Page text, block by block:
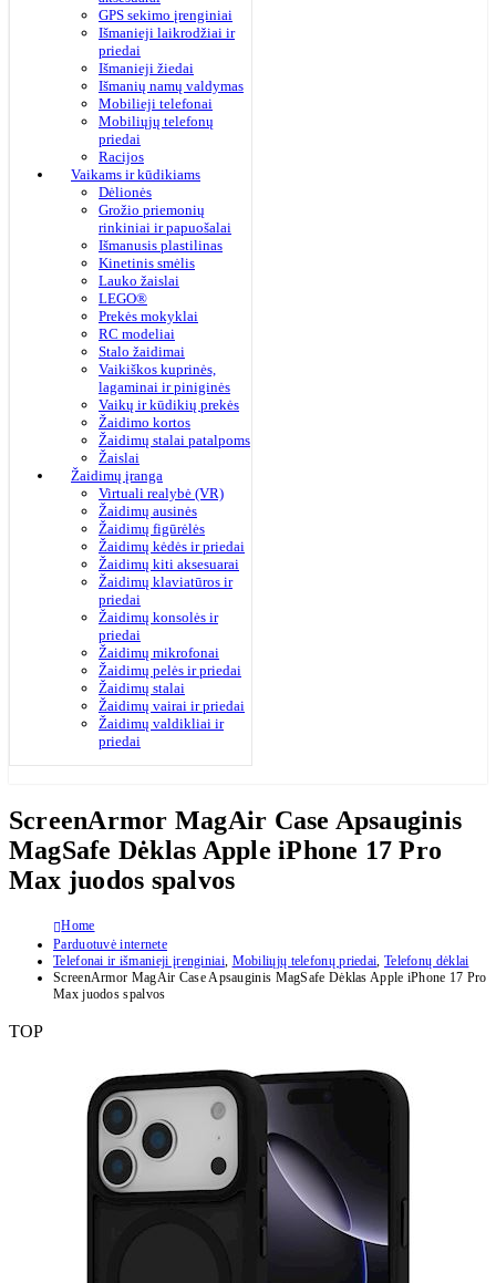
GPS sekimo įrenginiai
Išmanieji laikrodžiai ir
priedai
Išmanieji žiedai
Išmanių namų valdymas
Mobilieji telefonai
Mobiliųjų telefonų
priedai
Racijos
Vaikams ir kūdikiams
Dėlionės
Grožio priemonių
rinkiniai ir papuošalai
Išmanusis plastilinas
Kinetinis smėlis
Lauko žaislai
LEGO®
Prekės mokyklai
RC modeliai
Stalo žaidimai
Vaikiškos kuprinės,
lagaminai ir piniginės
Vaikų ir kūdikių prekės
Žaidimo kortos
Žaidimų stalai patalpoms
Žaislai
Žaidimų įranga
Virtuali realybė (VR)
Žaidimų ausinės
Žaidimų figūrėlės
Žaidimų kėdės ir priedai
Žaidimų kiti aksesuarai
Žaidimų klaviatūros ir
priedai
Žaidimų konsolės ir
priedai
Žaidimų mikrofonai
Žaidimų pelės ir priedai
Žaidimų stalai
Žaidimų vairai ir priedai
Žaidimų valdikliai ir
priedai
ScreenArmor MagAir Case Apsauginis
MagSafe Dėklas Apple iPhone 17 Pro
Max juodos spalvos
Home
Parduotuvė internete
Telefonai ir išmanieji įrenginiai, Mobiliųjų telefonų priedai, Telefonų dėklai
ScreenArmor MagAir Case Apsauginis MagSafe Dėklas Apple iPhone 17 Pro
Max juodos spalvos
TOP